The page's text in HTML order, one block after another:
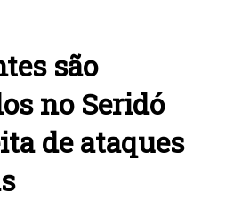
são
no Seridó
de ataques